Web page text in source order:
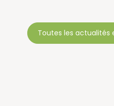
Toutes les actualités